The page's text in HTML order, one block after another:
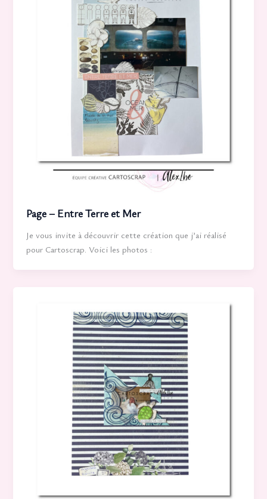
Page – Entre Terre et Mer
Je vous invite à découvrir cette création que j’ai réalisé
pour Cartoscrap. Voici les photos :